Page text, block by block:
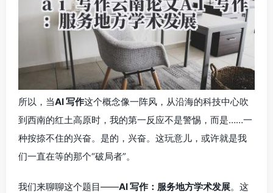
所以，当AI 写作这个概念像一阵风，从沿海的科技中心吹
到西南的红土高原时，我的第一反应不是警惕，而是……一
种按捺不住的兴奋。是的，兴奋。这玩意儿，或许就是我
们一直在等的那个“破局者”。
我们来聊聊这个题目——AI 写作：服务地方学术发展。这